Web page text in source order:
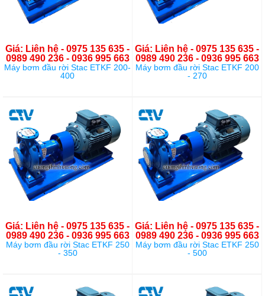
Giá: Liên hệ - 0975 135 635 -
0989 490 236 - 0936 995 663
Máy bơm đầu rời Stac ETKF 200-
400
Giá: Liên hệ - 0975 135 635 -
0989 490 236 - 0936 995 663
Máy bơm đầu rời Stac ETKF 200
- 270
Giá: Liên hệ - 0975 135 635 -
0989 490 236 - 0936 995 663
Máy bơm đầu rời Stac ETKF 250
- 350
Giá: Liên hệ - 0975 135 635 -
0989 490 236 - 0936 995 663
Máy bơm đầu rời Stac ETKF 250
- 500